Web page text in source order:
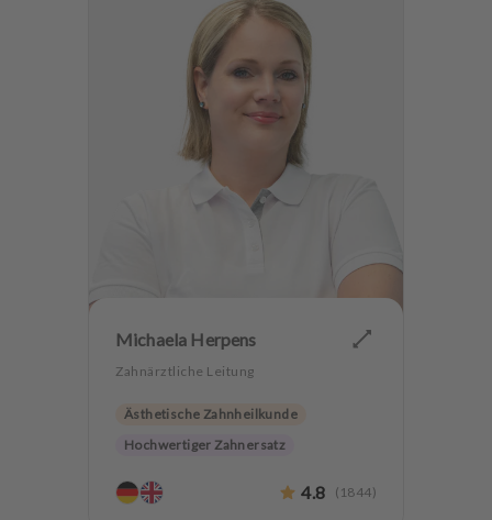
Michaela Herpens
Zahnärztliche Leitung
Ästhetische Zahnheilkunde
Hochwertiger Zahnersatz
4.8 ( 1844)